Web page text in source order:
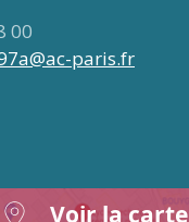
00
paris.fr
Voir la carte